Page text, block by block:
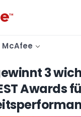
McAfee
3
Awards